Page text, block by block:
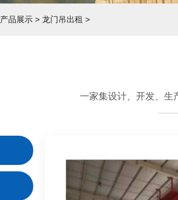
产品展示 > 龙门吊出租 >
一家集设计、开发、生